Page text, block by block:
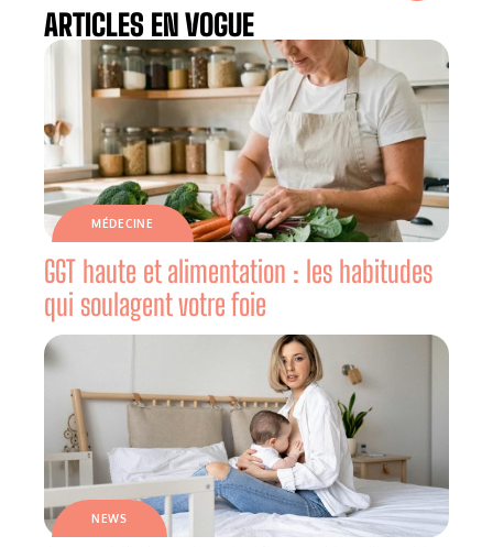
ARTICLES EN VOGUE
MÉDECINE
GGT haute et alimentation : les habitudes
qui soulagent votre foie
NEWS